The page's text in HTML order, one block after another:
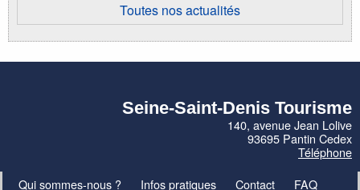
Toutes nos actualités
Seine-Saint-Denis Tourisme
140, avenue Jean Lolive
93695 Pantin Cedex
Téléphone
Qui sommes-nous ?
Infos pratiques Contact FAQ